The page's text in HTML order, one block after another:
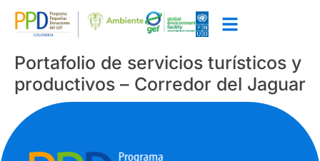
Portafolio de servicios turísticos y
productivos – Corredor del Jaguar